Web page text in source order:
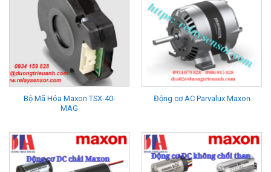
Bộ Mã Hóa Maxon TSX-40-
MAG
Động cơ AC Parvalux Maxon